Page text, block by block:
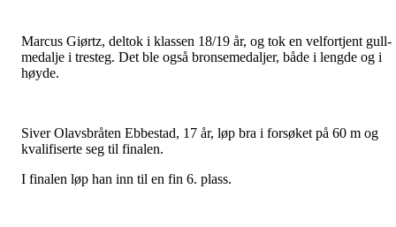
Marcus Giørtz, deltok i klassen 18/19 år, og tok en velfortjent gull-
medalje i tresteg. Det ble også bronsemedaljer, både i lengde og i
høyde.
Siver Olavsbråten Ebbestad, 17 år, løp bra i forsøket på 60 m og
kvalifiserte seg til finalen.
I finalen løp han inn til en fin 6. plass.